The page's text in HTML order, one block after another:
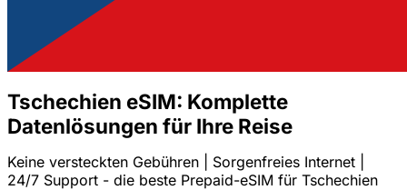
Tschechien eSIM: Komplette
Datenlösungen für Ihre Reise
Keine versteckten Gebühren | Sorgenfreies Internet |
24/7 Support - die beste Prepaid-eSIM für Tschechien